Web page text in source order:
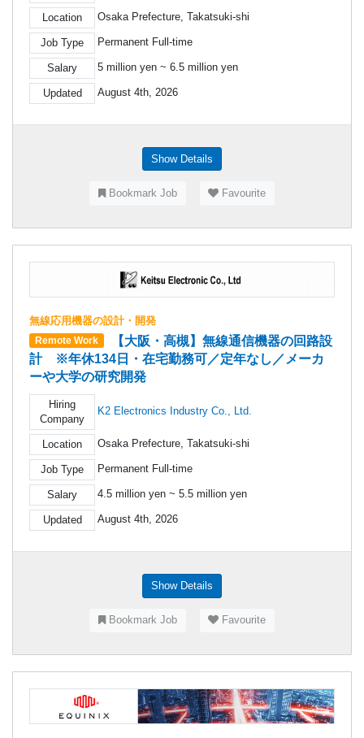
Location Osaka Prefecture, Takatsuki-shi
Job Type Permanent Full-time
Salary 5 million yen ~ 6.5 million yen
Updated August 4th, 2026
Show Details
Bookmark Job Favourite
無線応用機器の設計・開発
Remote Work
【大阪・高槻】無線通信機器の回路設
計 ※年休134日・在宅勤務可／定年なし／メーカ
ーや大学の研究開発
Hiring
Company
K2 Electronics Industry Co., Ltd.
Location Osaka Prefecture, Takatsuki-shi
Job Type Permanent Full-time
Salary 4.5 million yen ~ 5.5 million yen
Updated August 4th, 2026
Show Details
Bookmark Job Favourite